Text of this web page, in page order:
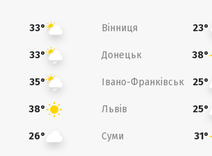
33° Вінниця 23°
33° Донецьк 38°
35° Івано-Франківськ 25°
38° Львів 25°
26° Суми 31°